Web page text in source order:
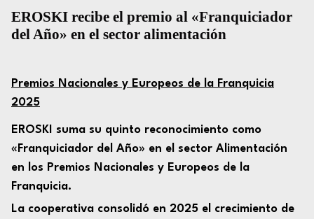
EROSKI recibe el premio al «Franquiciador
del Año» en el sector alimentación
Premios Nacionales y Europeos de la Franquicia
2025
EROSKI suma su quinto reconocimiento como
«Franquiciador del Año» en el sector Alimentación
en los Premios Nacionales y Europeos de la
Franquicia.
La cooperativa consolidó en 2025 el crecimiento de